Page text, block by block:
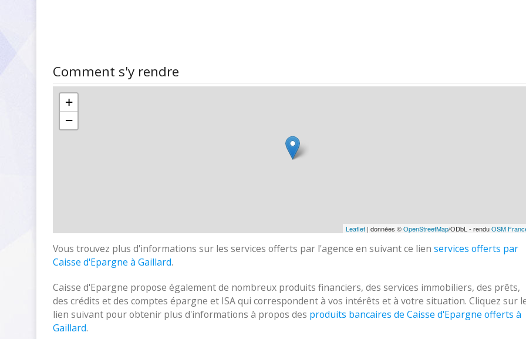
Comment s'y rendre
+
−
Leaflet| données ©OpenStreetMap/ODbL - renduOSM
Vous trouvez plus d'informations sur les services offerts par l'agence en suivant ce lien services offerts par
Caisse d'Epargne à Gaillard.
Caisse d'Epargne propose également de nombreux produits financiers, des services immobiliers, des prêts,
des crédits et des comptes épargne et ISA qui correspondent à vos intérêts et à votre situation. Cliquez sur
lien suivant pour obtenir plus d'informations à propos des produits bancaires de Caisse d'Epargne offerts à
Gaillard.